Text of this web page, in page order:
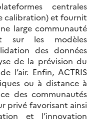
centrales
calibration) et fournit
large communauté
sur les modèles
des données
de la prévision du
l’air. Enfin, ACTRIS
ou à distance à
des communautés
privé favorisant ainsi
et l’innovation